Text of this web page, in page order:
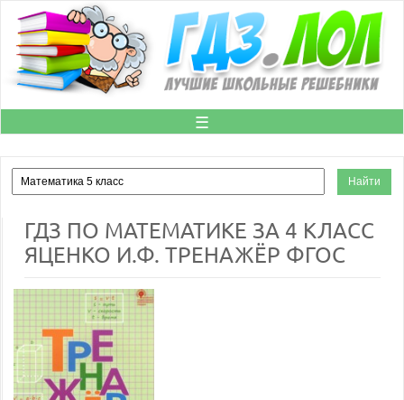
☰
ГДЗ ПО МАТЕМАТИКЕ ЗА 4 КЛАСС
ЯЦЕНКО И.Ф. ТРЕНАЖЁР ФГОС